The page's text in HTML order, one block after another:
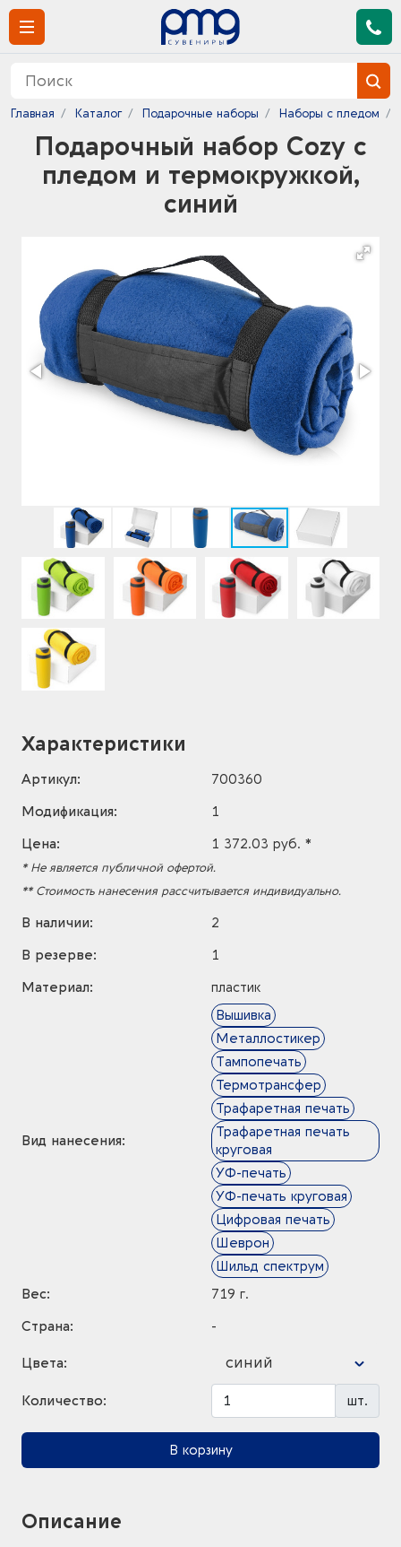
Главная Каталог Подарочные наборы Наборы с пледом
Подарочный набор Cozy с
пледом и термокружкой,
синий
Характеристики
Артикул:
700360
Модификация:
1
Цена:
1 372.03 руб. *
* Не является публичной офертой.
** Стоимость нанесения рассчитывается индивидуально.
В наличии:
2
В резерве:
1
Материал:
пластик
Вид нанесения:
Вышивка
Металлостикер
Тампопечать
Термотрансфер
Трафаретная печать
Трафаретная печать
круговая
УФ-печать
УФ-печать круговая
Цифровая печать
Шеврон
Шильд спектрум
Вес:
719 г.
Страна:
-
Цвета: синий
Количество: шт.
В корзину
Описание